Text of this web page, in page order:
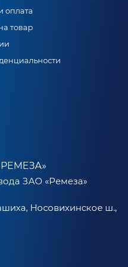
оплата
товар
ЗАО «Ремеза»
Носовихинское ш.,